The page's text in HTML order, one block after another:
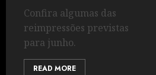
Confira algumas das
reimpressões previstas
para junho.
READ MORE